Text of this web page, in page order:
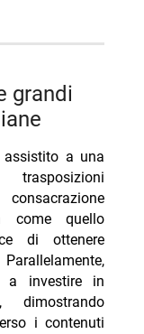
a una
come quello
di ottenere
a investire in
i contenuti